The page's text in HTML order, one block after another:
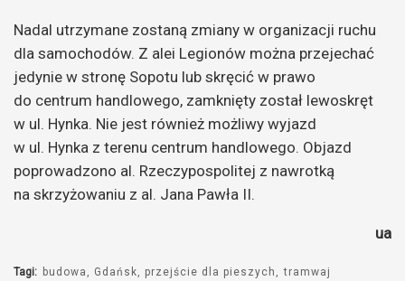
Nadal utrzymane zostaną zmiany w organizacji ruchu
dla samochodów. Z alei Legionów można przejechać
jedynie w stronę Sopotu lub skręcić w prawo
do centrum handlowego, zamknięty został lewoskręt
w ul. Hynka. Nie jest również możliwy wyjazd
w ul. Hynka z terenu centrum handlowego. Objazd
poprowadzono al. Rzeczypospolitej z nawrotką
na skrzyżowaniu z al. Jana Pawła II.
ua
Tagi: budowa Gdańsk przejście dla pieszych tramwaj